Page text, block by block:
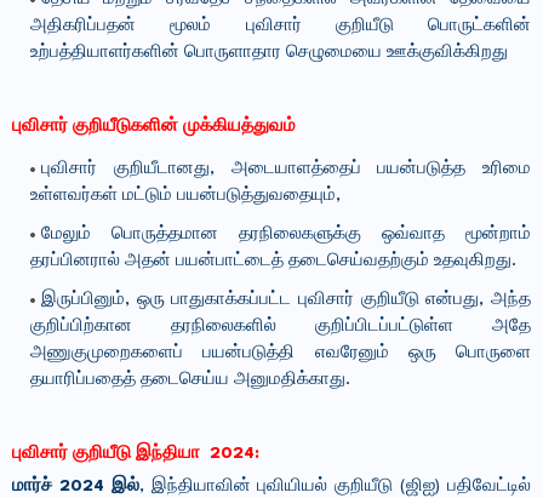
அதிகரிப்பதன் மூலம் புவிசார் குறியீடு பொருட்களின்
உற்பத்தியாளர்களின் பொருளாதார செழுமையை ஊக்குவிக்கிறது
புவிசார் குறியீடுகளின் முக்கியத்துவம்
புவிசார் குறியீடானது, அடையாளத்தைப் பயன்படுத்த உரிமை
உள்ளவர்கள் மட்டும் பயன்படுத்துவதையும்,
மேலும் பொருத்தமான தரநிலைகளுக்கு ஒவ்வாத மூன்றாம்
தரப்பினரால் அதன் பயன்பாட்டைத் தடைசெய்வதற்கும் உதவுகிறது.
இருப்பினும், ஒரு பாதுகாக்கப்பட்ட புவிசார் குறியீடு என்பது, அந்த
குறிப்பிற்கான தரநிலைகளில் குறிப்பிடப்பட்டுள்ள அதே
அணுகுமுறைகளைப் பயன்படுத்தி எவரேனும் ஒரு பொருளை
தயாரிப்பதைத் தடைசெய்ய அனுமதிக்காது.
புவிசார் குறியீடு இந்தியா 2024:
மார்ச் 2024 இல், இந்தியாவின் புவியியல் குறியீடு (ஜிஐ) பதிவேட்டில்